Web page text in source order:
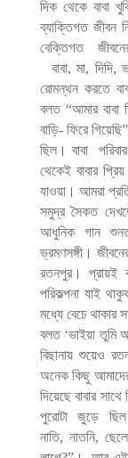
দিক থেকে বাবা
ব্যাক্তিগত জীবন
বেক্তিগত
বাবা,মা, দিদি,
রোমন্থন করতে
বলত“আমার বাবা
বাড়ি- ফিরে গিয়েছি”
ছিল। বাবা পরিবার
থেকেই বাবার প্রিয়
যাওয়া। আমরা
সমুদ্র সৈকত
আধুনিক
গান
ভ্রমণসঙ্গী।
রতনপুর।
প্রায়ই
পরিকল্পনা যাই
মধ্যে বেচে থাকার
বলত‘ভাইয়া তুমি
বিছানায় শুয়েও
অনেক কিছু
দিয়েছে বাবার সাথে
পুরোটা
জুড়ে ছিল
নাতি,নাতনি,ছেলে